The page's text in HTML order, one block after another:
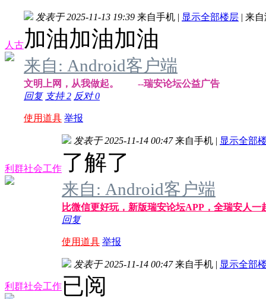
人古
发表于 2025-11-13 19:39 来自手机 | 显示全部楼层 | 来
加油加油加油
来自: Android客户端
文明上网，从我做起。 --瑞安论坛公益广告
回复 支持2 反对0
使用道具 举报
利群社会工作
发表于 2025-11-14 00:47 来自手机 | 显示全部
了解了
来自: Android客户端
比微信更好玩，新版瑞安论坛APP，全瑞安人
回复
使用道具 举报
利群社会工作
发表于 2025-11-14 00:47 来自手机 | 显示全部
已阅